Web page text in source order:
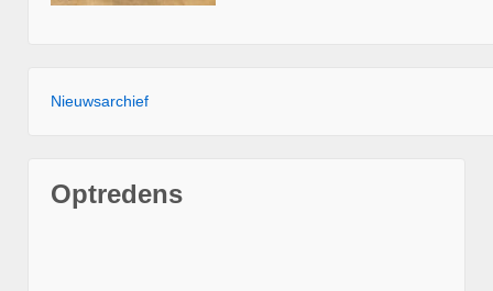
Nieuwsarchief
Optredens